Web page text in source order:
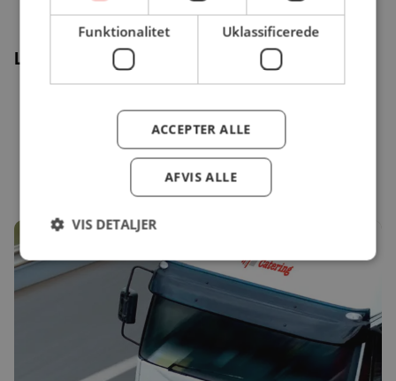
Ledige stillinger
For at se indholdet skal du afgive dit samtykke
til brugen afmarketing cookiespå vores
website.
Administrer cookies
Funktionalitet Uklassificerede
ACCEPTER ALLE
AFVIS ALLE
VIS DETALJER